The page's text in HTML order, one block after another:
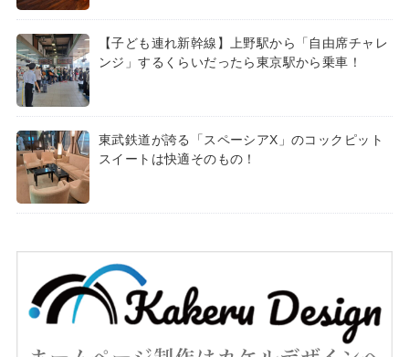
【子ども連れ新幹線】上野駅から「自由席チャレ
ンジ」するくらいだったら東京駅から乗車！
東武鉄道が誇る「スペーシアX」のコックピット
スイートは快適そのもの！